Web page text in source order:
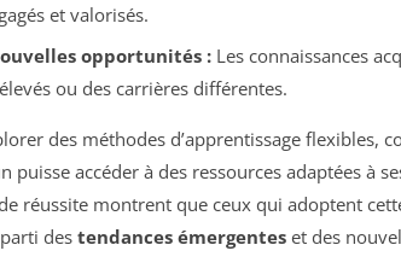
et valorisés.
opportunités :Les connaissances
ou des carrières différentes.
des méthodes d’apprentissage flexibles,
puisse accéder à des ressources adaptées à
réussite montrent que ceux qui adoptent
des tendances émergentes et des